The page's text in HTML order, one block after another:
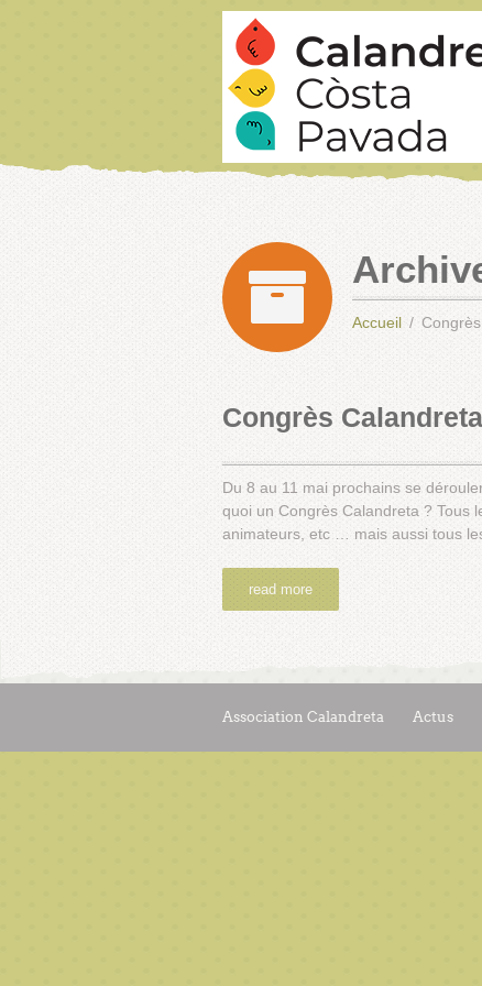
Accueil Congrès
Congrès
Du 8 au 11 mai prochains se
quoi un Congrès Calandreta ? Tous
animateurs, etc … mais aussi tous
read more
Association Calandreta Actus